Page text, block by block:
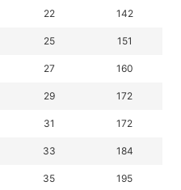
22 142
25 151
27 160
29 172
31 172
33 184
35 195